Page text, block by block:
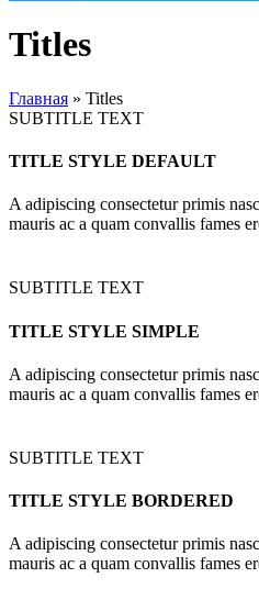
Titles
Главная » Titles
SUBTITLE TEXT
TITLE STYLE DEFAULT
A adipiscing consectetur primis
mauris ac a quam convallis fames
SUBTITLE TEXT
TITLE STYLE SIMPLE
A adipiscing consectetur primis
mauris ac a quam convallis fames
SUBTITLE TEXT
TITLE STYLE BORDERED
A adipiscing consectetur primis
mauris ac a quam convallis fames